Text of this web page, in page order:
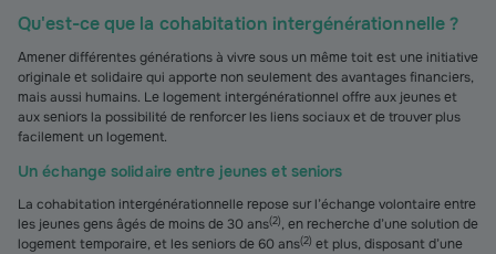
Qu'est-ce que la cohabitation intergénérationnelle ?
Amener différentes générations à vivre sous un même toit est une initiative
originale et solidaire qui apporte non seulement des avantages financiers,
mais aussi humains. Le logement intergénérationnel offre aux jeunes et
aux seniors la possibilité de renforcer les liens sociaux et de trouver plus
facilement un logement.
Un échange solidaire entre jeunes et seniors
La cohabitation intergénérationnelle repose sur l’échange volontaire entre
les jeunes gens âgés de moins de 30 ans(2), en recherche d’une solution de
logement temporaire, et les seniors de 60 ans(2) et plus, disposant d’une